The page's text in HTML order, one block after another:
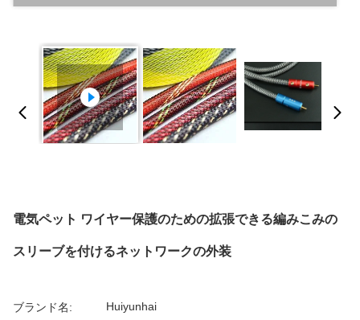
電気ペット ワイヤー保護のための拡張できる編みこみの
スリーブを付けるネットワークの外装
ブランド名: Huiyunhai